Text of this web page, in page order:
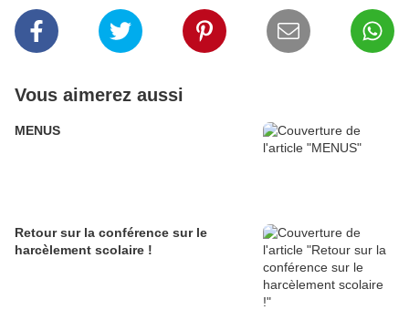
Vous aimerez aussi
MENUS
Retour sur la conférence sur le
harcèlement scolaire !